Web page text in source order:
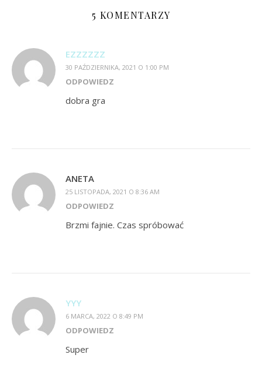
5 KOMENTARZY
EZZZZZZ
30 PAŹDZIERNIKA, 2021 O 1:00 PM
ODPOWIEDZ
dobra gra
ANETA
25 LISTOPADA, 2021 O 8:36 AM
ODPOWIEDZ
Brzmi fajnie. Czas spróbować
YYY
6 MARCA, 2022 O 8:49 PM
ODPOWIEDZ
Super